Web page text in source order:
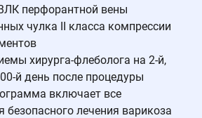
перфорантной вены
чулка II класса компрессии
хирурга-флеболога на 2-й,
й день после процедуры
включает все
безопасного лечения варикоза